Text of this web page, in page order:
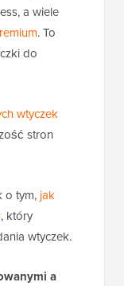
a wiele
. To
do
wtyczek
stron
o tym, jak
, który
wtyczek.
a